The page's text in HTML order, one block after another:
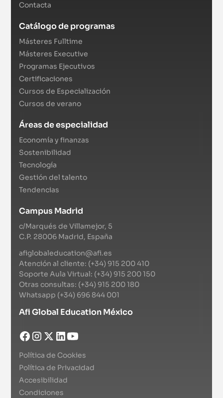
Contacta
Catálogo de programas
Másteres Fulltime
Másteres Executive
Programas Ejecutivos
Certificaciones
Cursos de Especialización
Cursos de verano
Áreas de especialidad
Economía y finanzas
Sostenibilidad
Tecnología
Gestión del talento
Tendencias
Campus Madrid
c/Marqués de Villamejor, 5
C.P. 28006 Madrid, España
afiglobaleducation@afi.es
Atención al cliente: (+34) 915 200 410
Soporte Aula Virtual: (+34) 915 200 150
Otras consultas: (+34) 915 200 180
Whatsapp (+34) 696 844 001
Afi Global Education México
Política de Cookies
Política de Privacidad
Accesibilidad
Condiciones